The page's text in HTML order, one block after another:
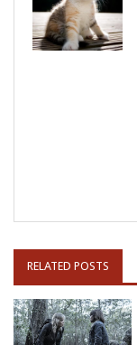
RELATED POSTS